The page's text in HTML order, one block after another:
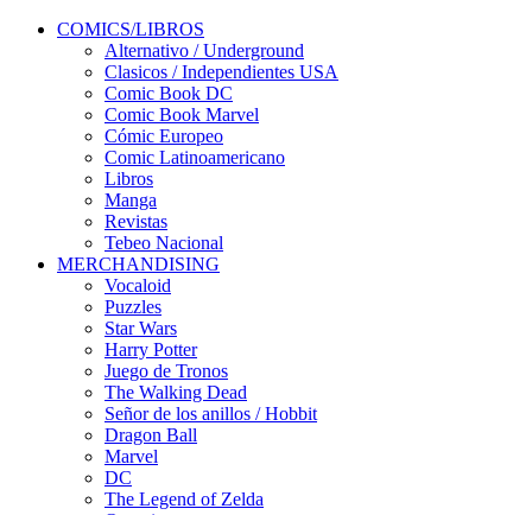
COMICS/LIBROS
Alternativo / Underground
Clasicos / Independientes USA
Comic Book DC
Comic Book Marvel
Cómic Europeo
Comic Latinoamericano
Libros
Manga
Revistas
Tebeo Nacional
MERCHANDISING
Vocaloid
Puzzles
Star Wars
Harry Potter
Juego de Tronos
The Walking Dead
Señor de los anillos / Hobbit
Dragon Ball
Marvel
DC
The Legend of Zelda